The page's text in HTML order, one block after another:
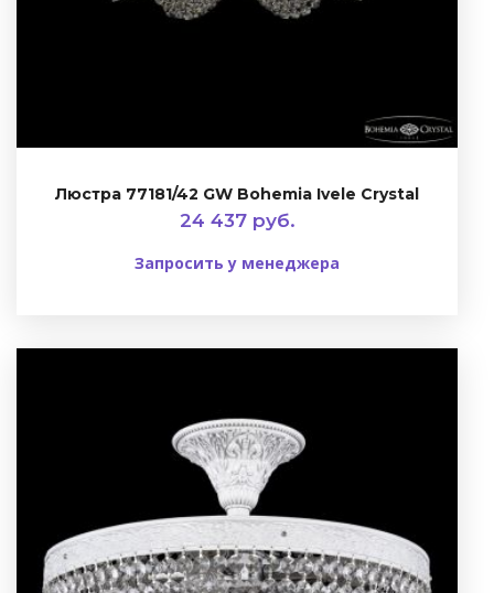
Люстра 77181/42 GW Bohemia Ivele Crystal
24 437 руб.
Запросить у менеджера